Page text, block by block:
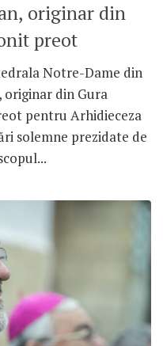
originar din
preot
Notre-Dame din
originar din Gura
pentru Arhidieceza
solemne prezidate de